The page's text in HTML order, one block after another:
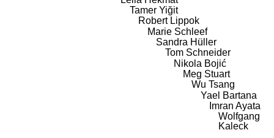
Tamer Yiğit
Robert Lippok
Marie Schleef
Sandra Hüller
Tom Schneider
Nikola Bojić
Meg Stuart
Wu Tsang
Yael Bartana
Imran Ayata
Wolfgang
Kaleck